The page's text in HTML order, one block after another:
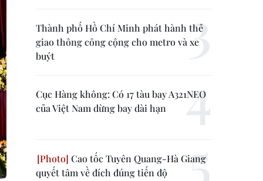
Thành phố Hồ Chí Minh phát hành thẻ
giao thông công cộng cho metro và xe
buýt
Cục Hàng không: Có 17 tàu bay A321NEO
của Việt Nam dừng bay dài hạn
Cao tốc Tuyên Quang-Hà Giang
quyết tâm về đích đúng tiến độ